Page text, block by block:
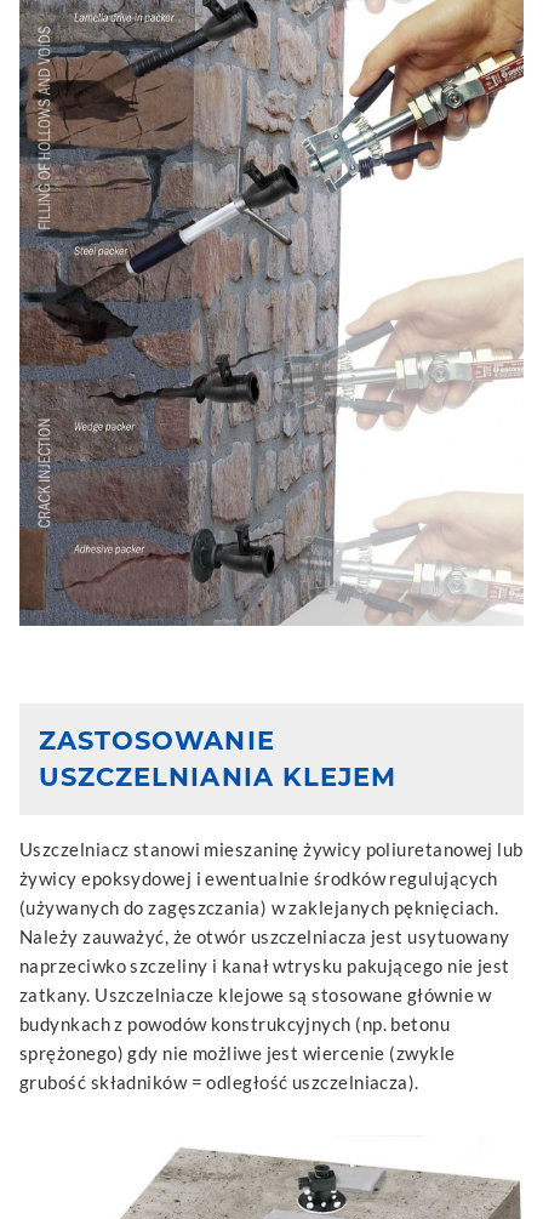
ZASTOSOWANIE
USZCZELNIANIA KLEJEM
Uszczelniacz stanowi mieszaninę żywicy poliuretanowej lub
żywicy epoksydowej i ewentualnie środków regulujących
(używanych do zagęszczania) w zaklejanych pęknięciach.
Należy zauważyć, że otwór uszczelniacza jest usytuowany
naprzeciwko szczeliny i kanał wtrysku pakującego nie jest
zatkany. Uszczelniacze klejowe są stosowane głównie w
budynkach z powodów konstrukcyjnych (np. betonu
sprężonego) gdy nie możliwe jest wiercenie (zwykle
grubość składników = odległość uszczelniacza).